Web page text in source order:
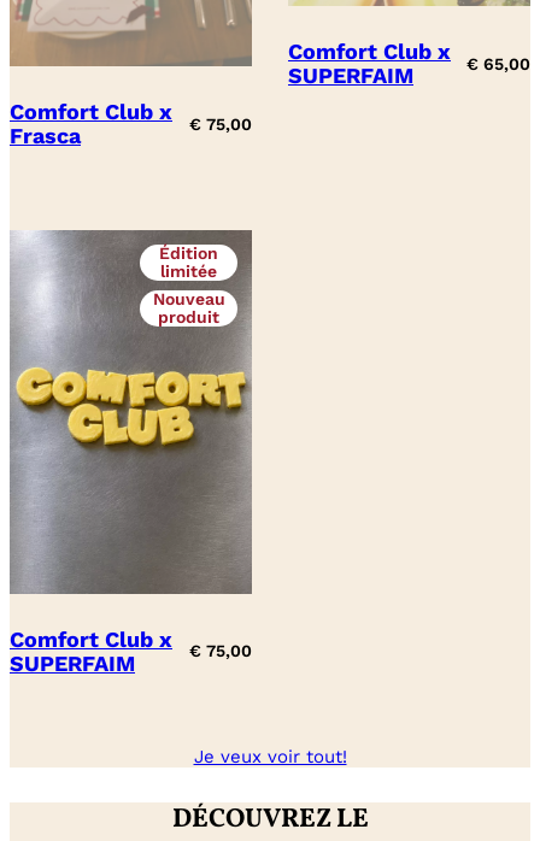
Comfort Club x
Frasca
€ 75,00
Comfort Club x
SUPERFAIM
€ 65,00
Édition
limitée
Nouveau
produit
Comfort Club x
SUPERFAIM
€ 75,00
Je veux voir tout!
DÉCOUVREZ LE